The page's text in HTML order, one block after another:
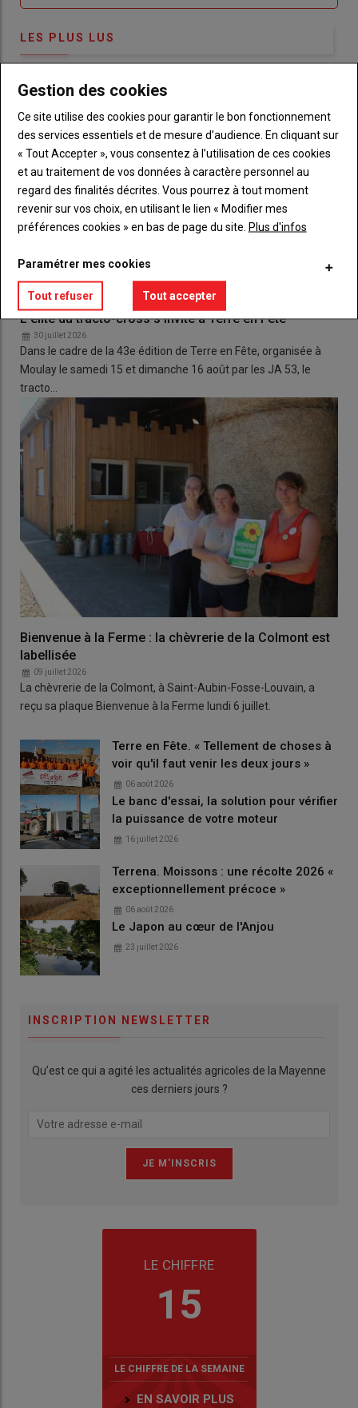
LES PLUS LUS
L'élite du tracto-cross s'invite à Terre en Fête
30 juillet 2026
Dans le cadre de la 43e édition de Terre en Fête, organisée à
Moulay le samedi 15 et dimanche 16 août par les JA 53, le
tracto…
Bienvenue à la Ferme : la chèvrerie de la Colmont est
labellisée
09 juillet 2026
La chèvrerie de la Colmont, à Saint-Aubin-Fosse-Louvain, a
reçu sa plaque Bienvenue à la Ferme lundi 6 juillet.
Terre en Fête. « Tellement de choses à
voir qu'il faut venir les deux jours »
06 août 2026
Le banc d'essai, la solution pour vérifier
la puissance de votre moteur
16 juillet 2026
Terrena. Moissons : une récolte 2026 «
exceptionnellement précoce »
06 août 2026
Le Japon au cœur de l'Anjou
23 juillet 2026
INSCRIPTION NEWSLETTER
Qu’est ce qui a agité les actualités agricoles de la Mayenne
ces derniers jours ?
LE CHIFFRE
15
LE CHIFFRE DE LA SEMAINE
EN SAVOIR PLUS
Gestion des cookies
Ce site utilise des cookies pour garantir le bon fonctionnement
des services essentiels et de mesure d’audience. En cliquant sur
« Tout Accepter », vous consentez à l’utilisation de ces cookies
et au traitement de vos données à caractère personnel au
regard des finalités décrites. Vous pourrez à tout moment
revenir sur vos choix, en utilisant le lien « Modifier mes
préférences cookies » en bas de page du site. Plus d'infos
Paramétrer mes cookies
Tout refuser Tout accepter